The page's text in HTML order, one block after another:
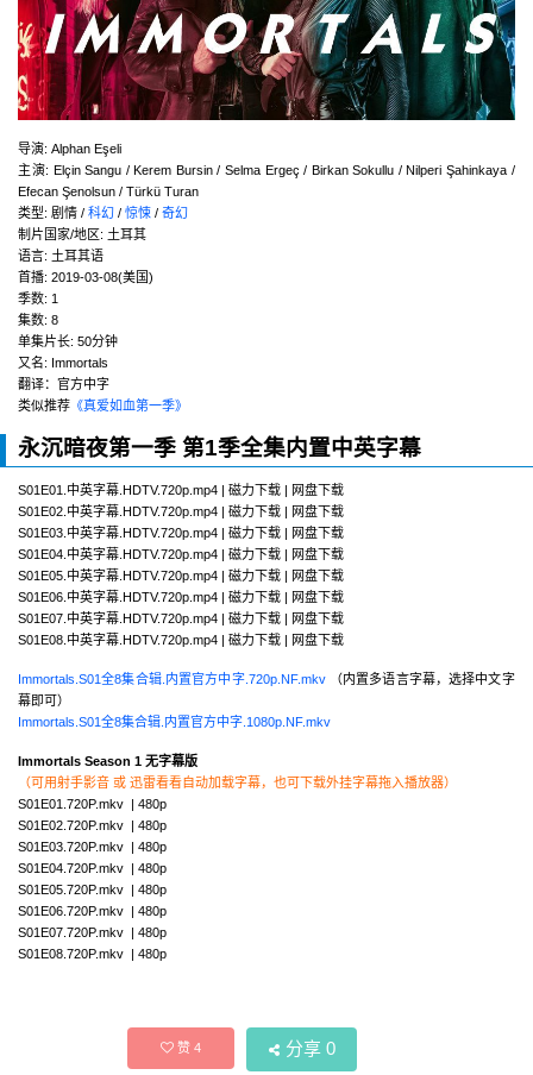
导演: Alphan Eşeli
主演: Elçin Sangu / Kerem Bursin / Selma Ergeç / Birkan Sokullu / Nilperi Şahinkaya /
Efecan Şenolsun / Türkü Turan
类型: 剧情 / 科幻 / 惊悚 / 奇幻
制片国家/地区: 土耳其
语言: 土耳其语
首播: 2019-03-08(美国)
季数: 1
集数: 8
单集片长: 50分钟
又名: Immortals
翻译：官方中字
类似推荐 《真爱如血第一季》
永沉暗夜第一季 第1季全集内置中英字幕
S01E01.中英字幕.HDTV.720p.mp4 | 磁力下载 | 网盘下载
S01E02.中英字幕.HDTV.720p.mp4 | 磁力下载 | 网盘下载
S01E03.中英字幕.HDTV.720p.mp4 | 磁力下载 | 网盘下载
S01E04.中英字幕.HDTV.720p.mp4 | 磁力下载 | 网盘下载
S01E05.中英字幕.HDTV.720p.mp4 | 磁力下载 | 网盘下载
S01E06.中英字幕.HDTV.720p.mp4 | 磁力下载 | 网盘下载
S01E07.中英字幕.HDTV.720p.mp4 | 磁力下载 | 网盘下载
S01E08.中英字幕.HDTV.720p.mp4 | 磁力下载 | 网盘下载
Immortals.S01全8集合辑.内置官方中字.720p.NF.mkv（内置多语言字幕，选择中文字
幕即可）
Immortals.S01全8集合辑.内置官方中字.1080p.NF.mkv
Immortals Season 1 无字幕版
（可用射手影音 或 迅雷看看自动加载字幕，也可下载外挂字幕拖入播放器）
S01E01.720P.mkv | 480p
S01E02.720P.mkv | 480p
S01E03.720P.mkv | 480p
S01E04.720P.mkv | 480p
S01E05.720P.mkv | 480p
S01E06.720P.mkv | 480p
S01E07.720P.mkv | 480p
S01E08.720P.mkv | 480p
赞4 分享 0